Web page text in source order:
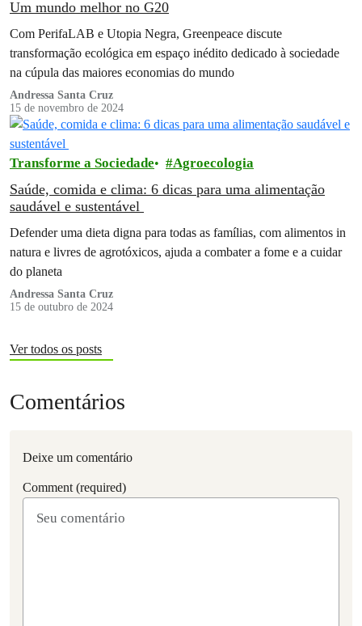
Um mundo melhor no G20
Com PerifaLAB e Utopia Negra, Greenpeace discute
transformação ecológica em espaço inédito dedicado à sociedade
na cúpula das maiores economias do mundo
Andressa Santa Cruz
15 de novembro de 2024
Transforme a Sociedade Agroecologia
Saúde, comida e clima: 6 dicas para uma alimentação
saudável e sustentável
Defender uma dieta digna para todas as famílias, com alimentos in
natura e livres de agrotóxicos, ajuda a combater a fome e a cuidar
do planeta
Andressa Santa Cruz
15 de outubro de 2024
Ver todos os posts
Comentários
Deixe um comentário
Comment (required)